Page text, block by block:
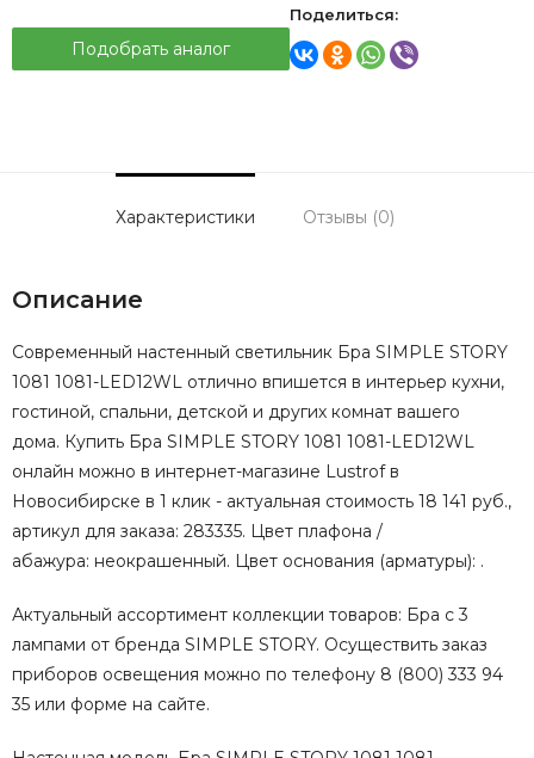
Подобрать аналог
Поделиться:
Характеристики Отзывы (0)
Описание
Современный настенный светильник Бра SIMPLE STORY
1081 1081-LED12WL отлично впишется в интерьер кухни,
гостиной, спальни, детской и других комнат вашего
дома. Купить Бра SIMPLE STORY 1081 1081-LED12WL
онлайн можно в интернет-магазине Lustrof в
Новосибирске в 1 клик - актуальная стоимость 18 141 руб.,
артикул для заказа: 283335. Цвет плафона /
абажура: неокрашенный. Цвет основания (арматуры): .
Актуальный ассортимент коллекции товаров: Бра с 3
лампами от бренда SIMPLE STORY. Осуществить заказ
приборов освещения можно по телефону 8 (800) 333 94
35 или форме на сайте.